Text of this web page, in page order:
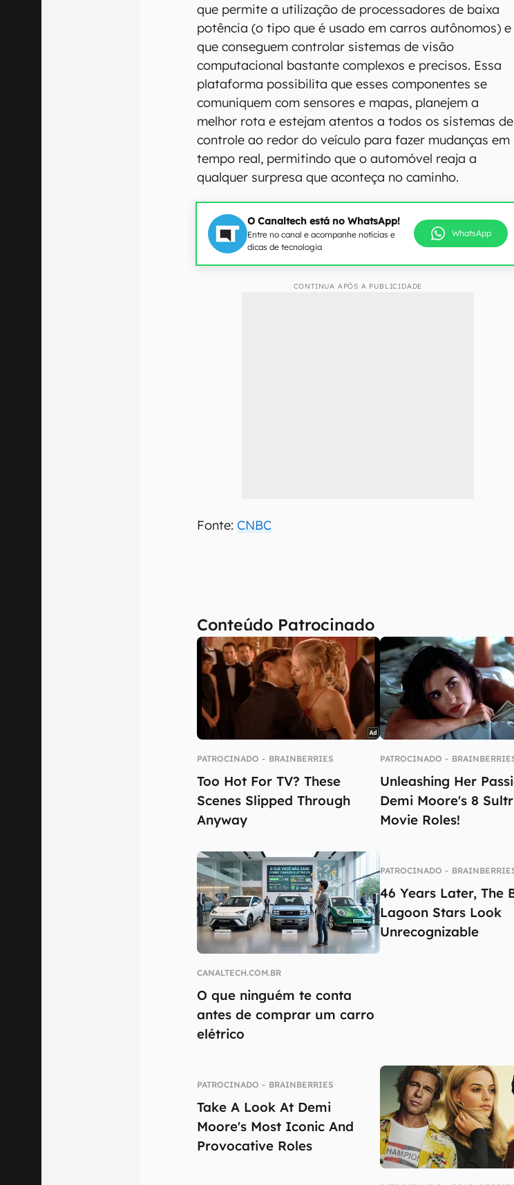
que permite a utilização de processadores de baixa
potência (o tipo que é usado em carros autônomos) e
que conseguem controlar sistemas de visão
computacional bastante complexos e precisos. Essa
plataforma possibilita que esses componentes se
comuniquem com sensores e mapas, planejem a
melhor rota e estejam atentos a todos os sistemas de
controle ao redor do veículo para fazer mudanças em
tempo real, permitindo que o automóvel reaja a
qualquer surpresa que aconteça no caminho.
O Canaltech está no WhatsApp!
Entre no canal e acompanhe notícias e
dicas de tecnologia
WhatsApp
CONTINUA APÓS A PUBLICIDADE
Fonte:CNBC